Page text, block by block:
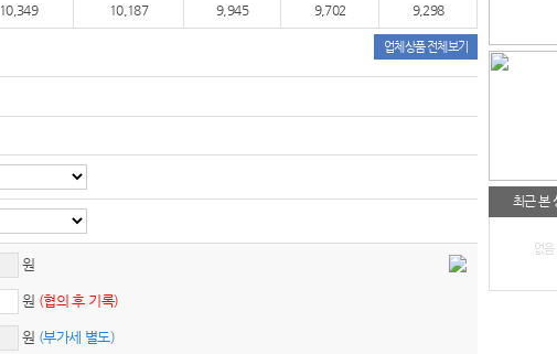
최근 본
없음
10,349 10,187 9,945 9,702 9,298
업체상품 전체보기
원
원 (협의 후 기록)
원 (부가세 별도)